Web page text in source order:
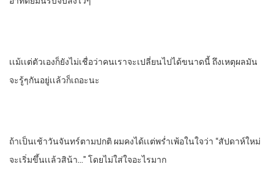
เเม้เเต่ตัวเองก็ยังไม่เชื่อว่าคนเราจะเปลี่ยนไปได้ขนาดนี้ ถึงเหตุผลมัน
จะรู้ๆกันอยู่เเล้วก็เถอะนะ
ถ้าเป็นเช้าวันจันทร์ตามปกติ ผมคงได้เเต่พรํ่าเพ้อในใจว่า “สัปดาห์ใหม่
จะเริ่มขึ้นเเล้วสิน้า…” โดยไม่ใส่ใจอะไรมาก